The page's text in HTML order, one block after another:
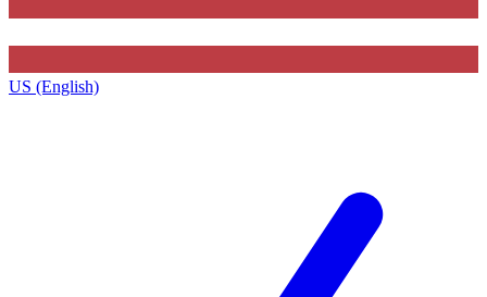
US (English)